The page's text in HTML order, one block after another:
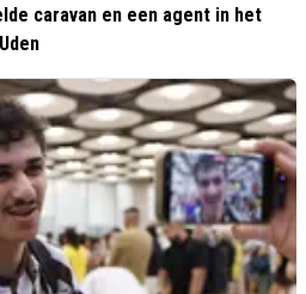
caravan en een agent in het